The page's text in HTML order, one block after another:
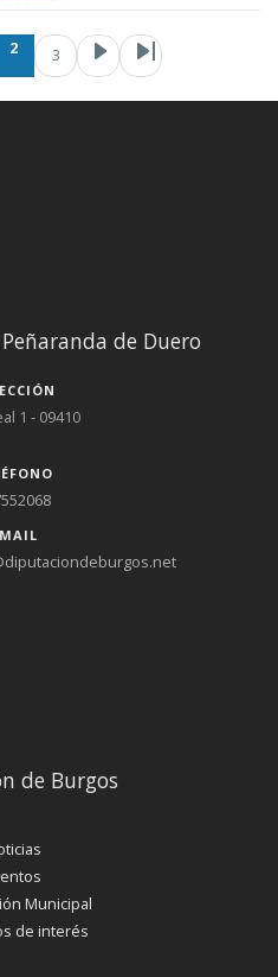
Primera página
Página
2 3
de Duero
1 - 09410
de Burgos
Municipal
de interés